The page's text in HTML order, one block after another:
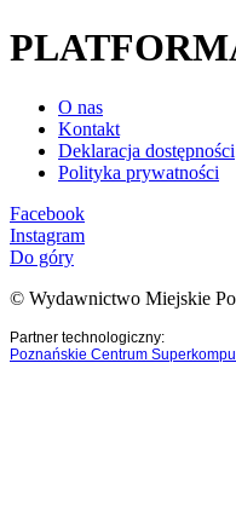
O nas
Kontakt
Deklaracja dostępności
Polityka prywatności
Facebook
Instagram
Do góry
© Wydawnictwo Miejskie
Partner technologiczny:
Poznańskie Centrum